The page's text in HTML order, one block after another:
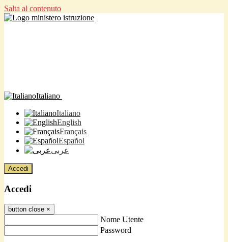
Salta al contenuto
Italiano
Italiano
English
Français
Español
عربى
Accedi
Accedi
button close ×
Nome Utente
Password